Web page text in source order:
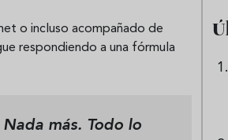
o incluso acompañado de
respondiendo a una fórmula
Nada más. Todo lo